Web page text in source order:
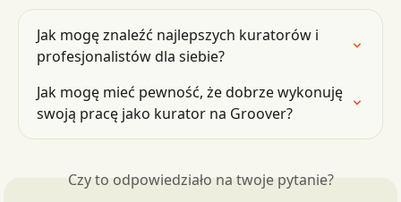
Jak mogę znaleźć najlepszych kuratorów i
profesjonalistów dla siebie?
Jak mogę mieć pewność, że dobrze wykonuję
swoją pracę jako kurator na Groover?
Czy to odpowiedziało na twoje pytanie?